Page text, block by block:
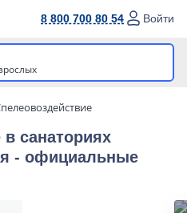
8 800 700 80 54 Войти
cанаториях
- официальные